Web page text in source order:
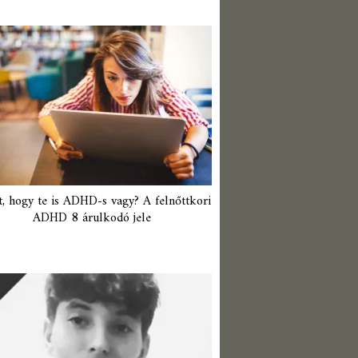
hogy te is ADHD-s vagy? A felnőttkori
ADHD 8 árulkodó jele